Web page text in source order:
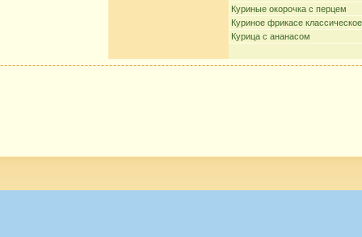
Куриные окорочка с перцем
Куриное фрикасе классическое
Курица с ананасом